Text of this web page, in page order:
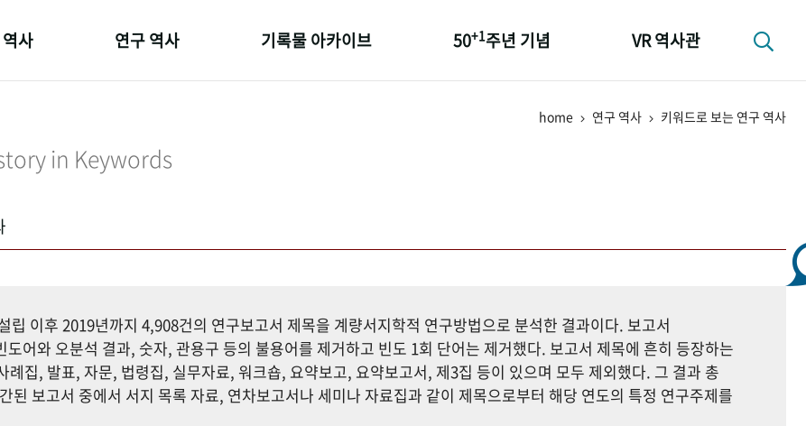
사
람들
연구 역사
키워드로 보는 연구 역사
기록물 아카이브 50+1주년 기념 VR 역사관
home 연구 역사 키워드로 보는 연구 역사
in Keywords
이후 2019년까지 4,908건의 연구보고서 제목을 계량서지학적 연구방법으로 분석한 결과이다. 보고서
어와 오분석 결과, 숫자, 관용구 등의 불용어를 제거하고 빈도 1회 단어는 제거했다. 보고서 제목에 흔히 등장하는
집, 발표, 자문, 법령집, 실무자료, 워크숍, 요약보고, 요약보고서, 제3집 등이 있으며 모두 제외했다. 그 결과 총
보고서 중에서 서지 목록 자료, 연차보고서나 세미나 자료집과 같이 제목으로부터 해당 연도의 특정 연구주제를